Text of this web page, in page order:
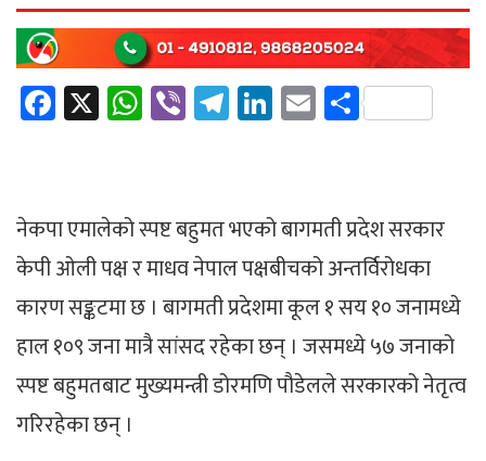
Facebook
X WhatsApp
ViberTelegram
LinkedIn
EmailShare
नेकपा एमालेको स्पष्ट बहुमत भएको बागमती प्रदेश सरकार
केपी ओली पक्ष र माधव नेपाल पक्षबीचको अन्तर्विरोधका
कारण सङ्कटमा छ । बागमती प्रदेशमा कूल १ सय १० जनामध्ये
हाल १०९ जना मात्रै सांसद रहेका छन् । जसमध्ये ५७ जनाको
स्पष्ट बहुमतबाट मुख्यमन्त्री डोरमणि पौडेलले सरकारको नेतृत्व
गरिरहेका छन् ।